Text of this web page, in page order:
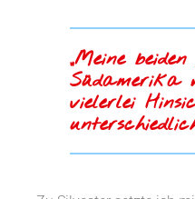
„Meine
Südamerika
vielerlei